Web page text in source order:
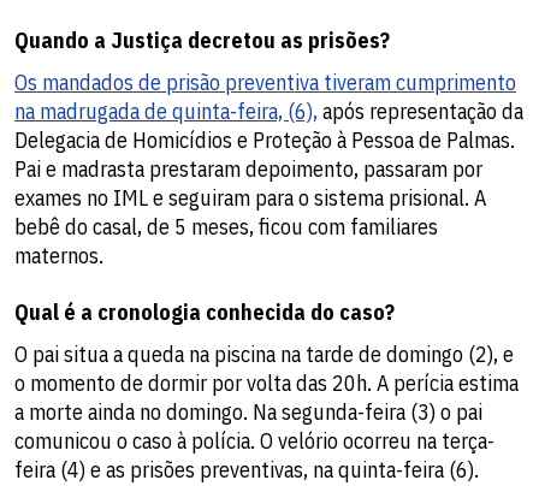
Quando a Justiça decretou as prisões?
Os mandados de prisão preventiva tiveram cumprimento
na madrugada de quinta-feira, (6),após representação da
Delegacia de Homicídios e Proteção à Pessoa de Palmas.
Pai e madrasta prestaram depoimento, passaram por
exames no IML e seguiram para o sistema prisional. A
bebê do casal, de 5 meses, ficou com familiares
maternos.
Qual é a cronologia conhecida do caso?
O pai situa a queda na piscina na tarde de domingo (2), e
o momento de dormir por volta das 20h. A perícia estima
a morte ainda no domingo. Na segunda-feira (3) o pai
comunicou o caso à polícia. O velório ocorreu na terça-
feira (4) e as prisões preventivas, na quinta-feira (6).